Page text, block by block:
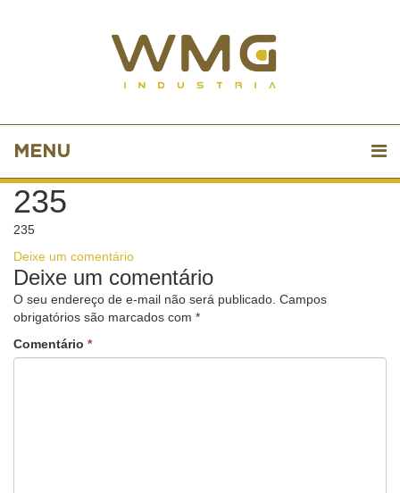
MENU
235
235
Deixe um comentário
Deixe um comentário
O seu endereço de e-mail não será publicado. Campos
obrigatórios são marcados com *
Comentário *